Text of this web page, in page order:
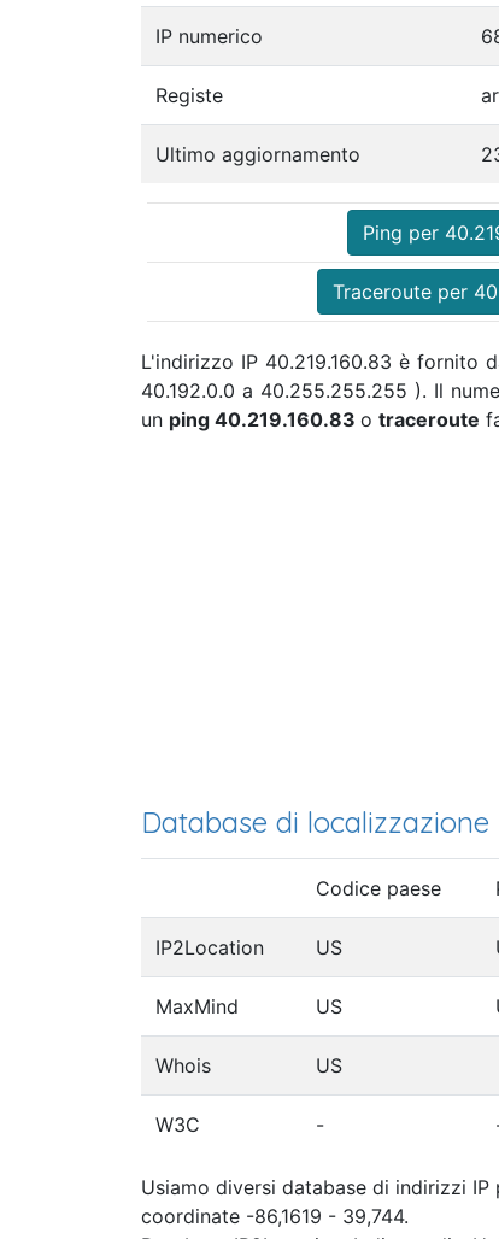
IP numerico
Registe
Ultimo aggiornamento
Ping per
Traceroute per
L'indirizzo IP 40.219.160.83 è fornito
40.192.0.0 a 40.255.255.255 ). Il
un ping 40.219.160.83 o traceroute
Database di localizzazione
Codice paese
IP2Location US
MaxMind US
Whois US
W3C -
Usiamo diversi database di indirizzi
coordinate -86,1619 - 39,744.